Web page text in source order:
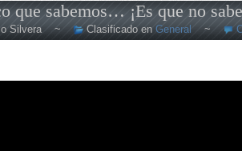
que sabemos… ¡Es que no
Silvera ~ Clasificado enGeneral~